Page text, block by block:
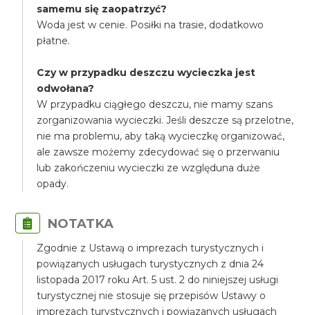
samemu się zaopatrzyć?
Woda jest w cenie. Posiłki na trasie, dodatkowo
płatne.
Czy w przypadku deszczu wycieczka jest
odwołana?
W przypadku ciągłego deszczu, nie mamy szans
zorganizowania wycieczki. Jeśli deszcze są przelotne,
nie ma problemu, aby taką wycieczkę organizować,
ale zawsze możemy zdecydować się o przerwaniu
lub zakończeniu wycieczki ze względuna duże
opady.
NOTATKA
Zgodnie z Ustawą o imprezach turystycznych i
powiązanych usługach turystycznych z dnia 24
listopada 2017 roku Art. 5 ust. 2 do niniejszej usługi
turystycznej nie stosuje się przepisów Ustawy o
imprezach turystycznych i powiązanych usługach